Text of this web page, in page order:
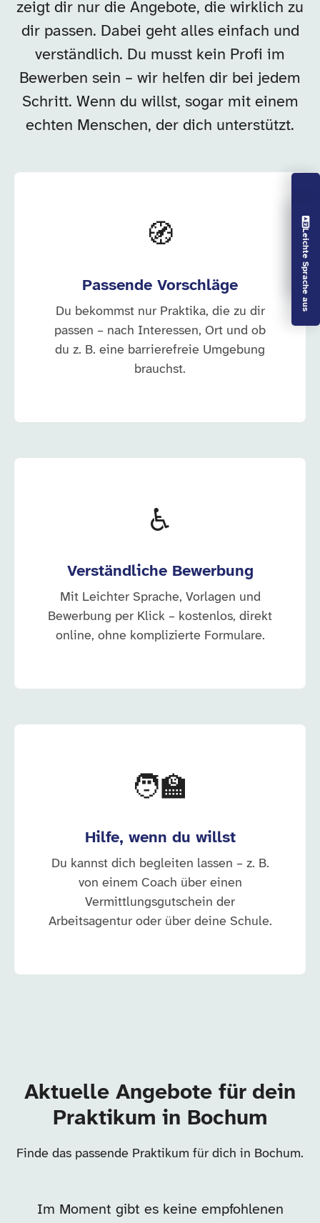
Vorlesen aus
Leichte Sprache aus
zeigt dir nur die Angebote, die wirklich zu
dir passen. Dabei geht alles einfach und
verständlich. Du musst kein Profi im
Bewerben sein – wir helfen dir bei jedem
Schritt. Wenn du willst, sogar mit einem
echten Menschen, der dich unterstützt.
🧭
Passende Vorschläge
Du bekommst nur Praktika, die zu dir
passen – nach Interessen, Ort und ob
du z. B. eine barrierefreie Umgebung
brauchst.
♿
Verständliche Bewerbung
Mit Leichter Sprache, Vorlagen und
Bewerbung per Klick – kostenlos, direkt
online, ohne komplizierte Formulare.
🧑‍🏫
Hilfe, wenn du willst
Du kannst dich begleiten lassen – z. B.
von einem Coach über einen
Vermittlungsgutschein der
Arbeitsagentur oder über deine Schule.
Aktuelle Angebote für dein
Praktikum in Bochum
Finde das passende Praktikum für dich in Bochum.
Im Moment gibt es keine empfohlenen